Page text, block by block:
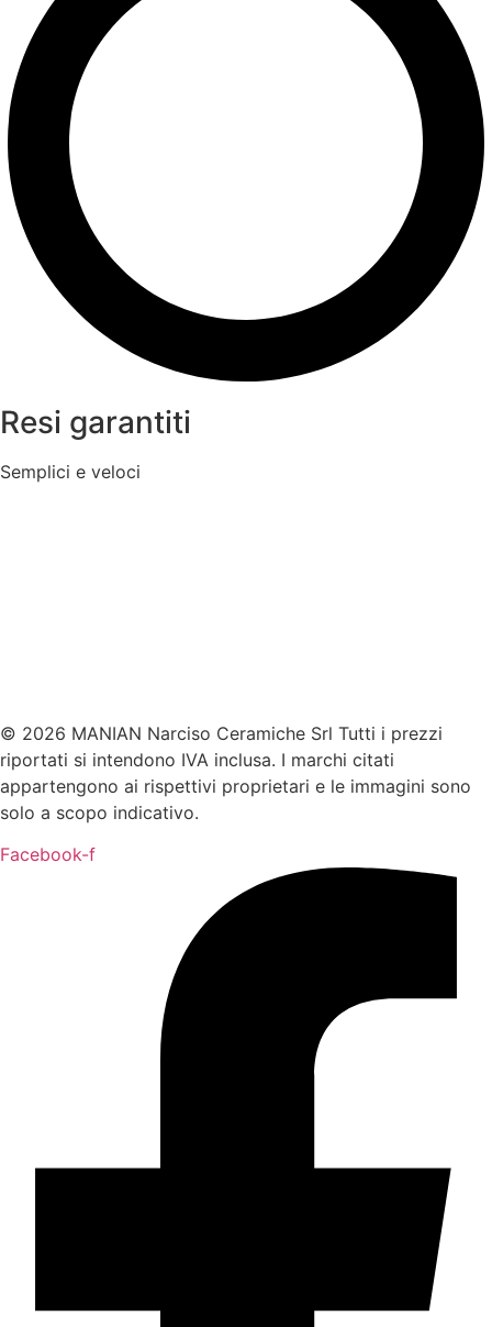
Resi garantiti
Semplici e veloci
© 2026 MANIAN Narciso Ceramiche Srl Tutti i prezzi
riportati si intendono IVA inclusa. I marchi citati
appartengono ai rispettivi proprietari e le immagini sono
solo a scopo indicativo.
Facebook-f